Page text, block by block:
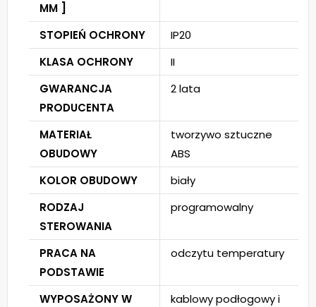
MM ]
STOPIEŃ OCHRONY
IP20
KLASA OCHRONY
II
GWARANCJA
PRODUCENTA
2 lata
MATERIAŁ
OBUDOWY
tworzywo sztuczne
ABS
KOLOR OBUDOWY
biały
RODZAJ
STEROWANIA
programowalny
PRACA NA
PODSTAWIE
odczytu temperatury
WYPOSAŻONY W
kablowy podłogowy i